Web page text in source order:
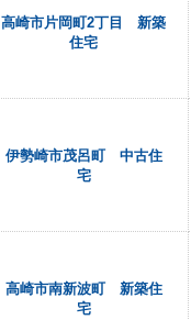
高崎市片岡町2丁目 新築
住宅
伊勢崎市茂呂町 中古住
宅
高崎市南新波町 新築住
宅